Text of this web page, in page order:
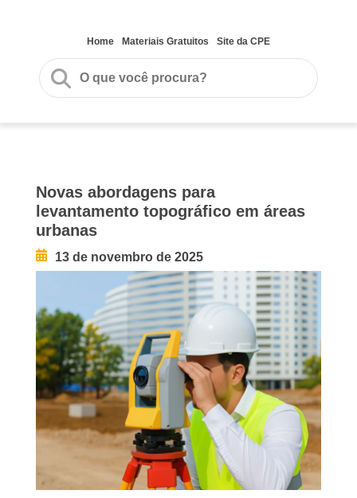
Home Materiais Gratuitos Site da CPE
Novas abordagens para
levantamento topográfico em áreas
urbanas
13 de novembro de 2025